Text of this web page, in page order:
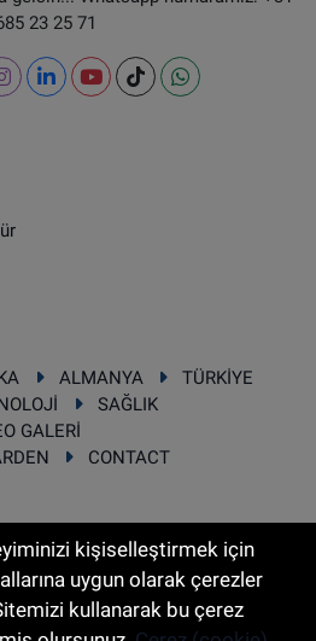
23 25 71
ALMANYA
TÜRKİYE
SAĞLIK
GALERİ
CONTACT
Sonhaber.eu Her hakkı saklıdır.
kişiselleştirmek için
uygun olarak çerezler
kullanarak bu çerez